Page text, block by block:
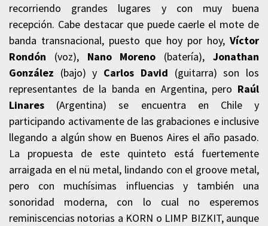
recorriendo grandes lugares y con muy buena
recepción. Cabe destacar que puede caerle el mote de
banda transnacional, puesto que hoy por hoy, Víctor
Rondón (voz), Nano Moreno (batería),Jonathan
González (bajo) y Carlos David (guitarra) son los
representantes de la banda en Argentina, pero Raúl
Linares (Argentina) se encuentra en Chile y
participando activamente de las grabaciones e inclusive
llegando a algún show en Buenos Aires el año pasado.
La propuesta de este quinteto está fuertemente
arraigada en el nü metal, lindando con el groove metal,
pero con muchísimas influencias y también una
sonoridad moderna, con lo cual no esperemos
reminiscencias notorias a KORN o LIMP BIZKIT, aunque